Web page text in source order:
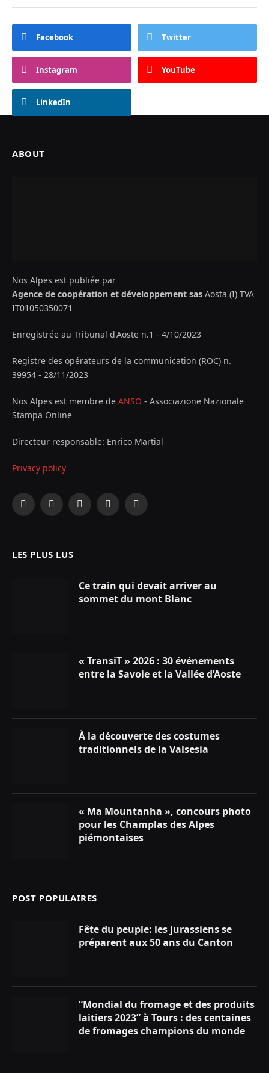
Facebook Twitter
Instagram YouTube
LinkedIn
ABOUT
Nos Alpes est publiée par
Agence de coopération et développement sas Aosta (I) TVA
IT01050350071
Enregistrée au Tribunal d'Aoste n.1 - 4/10/2023
Registre des opérateurs de la communication (ROC) n.
39954 - 28/11/2023
Nos Alpes est membre de ANSO - Associazione Nazionale
Stampa Online
Directeur responsable: Enrico Martial
Privacy policy
Facebook
X
InstagramYouTubeLinkedIn
LES PLUS LUS
Ce train qui devait arriver au
sommet du mont Blanc
« TransiT » 2026 : 30 événements
entre la Savoie et la Vallée d’Aoste
À la découverte des costumes
traditionnels de la Valsesia
« Ma Mountanha », concours photo
pour les Champlas des Alpes
piémontaises
POST POPULAIRES
Fête du peuple: les jurassiens se
préparent aux 50 ans du Canton
“Mondial du fromage et des produits
laitiers 2023” à Tours : des centaines
de fromages champions du monde